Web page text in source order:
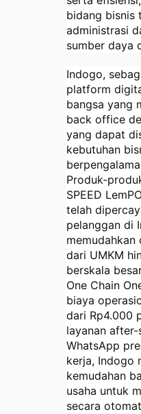
bidang bisnis
administrasi
sumber daya
Indogo,
platform
bangsa yang
back office
yang dapat
kebutuhan
Produk-
SPEED
telah
pelanggan di
memudahkan
dari UMKM
berskala
One Chain
biaya
dari Rp4.000
layanan after-
WhatsApp
kerja, Indogo
kemudahan
usaha untuk
secara